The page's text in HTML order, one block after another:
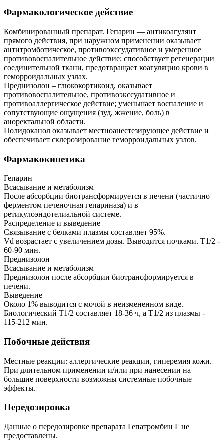
Фармакологическое действие
Комбинированный препарат. Гепарин — антикоагулянт
прямого действия, при наружном применении оказывает
антитромботическое, противоэкссудативное и умеренное
противовоспалительное действие; способствует регенерации
соединительной ткани, предотвращает коагуляцию крови в
геморроидальных узлах.
Преднизолон – глюкокортикоид, оказывает
противовоспалительное, противоэкссудативное и
противоаллергическое действие; уменьшает воспаление и
сопутствующие ощущения (зуд, жжение, боль) в
аноректальной области.
Полидоканол оказывает местноанестезирующее действие и
обеспечивает склерозирование геморроидальных узлов.
Фармакокинетика
Гепарин
Всасывание и метаболизм
После абсорбции биотрансформируется в печени (частично
ферментом печеночная гепариназа) и в
ретикулоэндотелиальной системе.
Распределение и выведение
Связывание с белками плазмы составляет 95%.
Vd возрастает с увеличением дозы. Выводится почками. T1/2 -
60-90 мин.
Преднизолон
Всасывание и метаболизм
Преднизолон после абсорбции биотрансформируется в
печени.
Выведение
Около 1% выводится с мочой в неизмененном виде.
Биологический T1/2 составляет 18-36 ч, а T1/2 из плазмы -
115-212 мин.
Побочные действия
Местные реакции: аллергические реакции, гиперемия кожи.
При длительном применении и/или при нанесении на
большие поверхности возможны системные побочные
эффекты.
Передозировка
Данные о передозировке препарата Гепатромбин Г не
предоставлены.